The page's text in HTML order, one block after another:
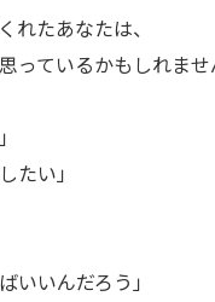
れたあなたは、
っているかもしれませ
たい」
いいんだろう」